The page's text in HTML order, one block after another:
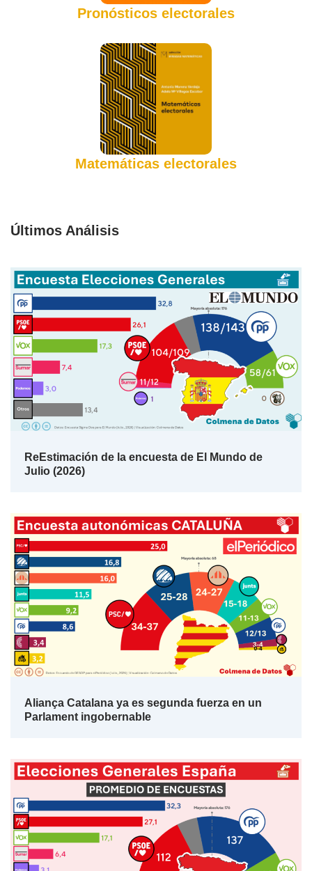
Pronósticos electorales
Matemáticas electorales
Últimos Análisis
ReEstimación de la encuesta de El Mundo de
Julio (2026)
Aliança Catalana ya es segunda fuerza en un
Parlament ingobernable